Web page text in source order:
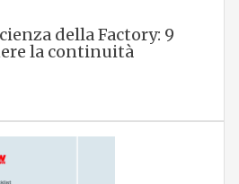
della Factory: 9
la continuità